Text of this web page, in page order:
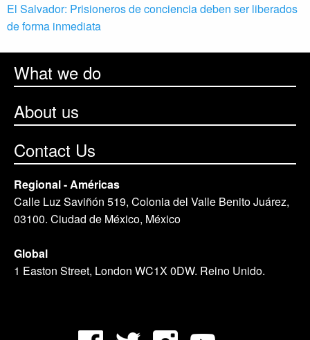
El Salvador: Prisioneros de conciencia deben ser liberados
de forma inmediata
What we do
About us
Contact Us
Regional - Américas
Calle Luz Saviñón 519, Colonia del Valle Benito Juárez,
03100. Ciudad de México, México
Global
1 Easton Street, London WC1X 0DW. Reino Unido.